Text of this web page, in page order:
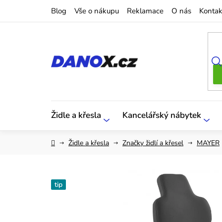
Blog Vše o nákupu Reklamace O nás
Židle a křesla Kancelářský nábytek
DomůŽidle a křesla Značky židlí a křesel MAYER
tip